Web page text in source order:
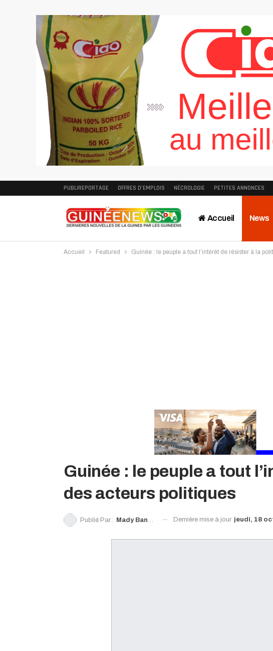
PUBLIREPORTAGE OFFRES D’EMPLOIS NÉCROLOGIE PETITES ANNONCES
Accueil News
Accueil Featured Guinée : le peuple a tout l’intérêt de résister à la
Guinée : le peuple a tout
des acteurs politiques
Publié Par : Mady Bangoura Dernière mise à jour jeudi, 18